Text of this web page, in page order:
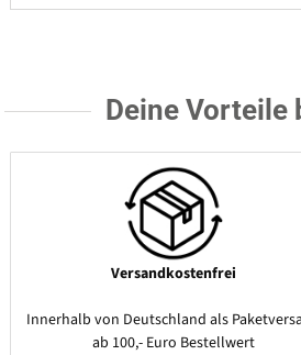
Deine Vorteile
Versandkostenfrei
Innerhalb von Deutschland als
ab 100,- Euro Bestellwert